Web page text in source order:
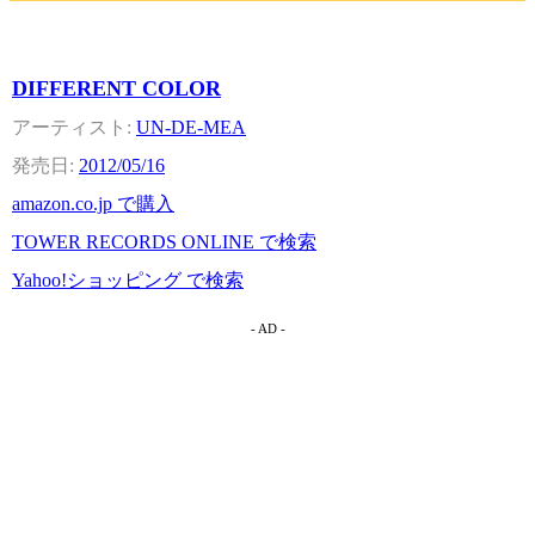
DIFFERENT COLOR
UN-DE-MEA
2012/05/16
amazon.co.jp で購入
TOWER RECORDS ONLINE で検索
Yahoo!ショッピング で検索
- AD -